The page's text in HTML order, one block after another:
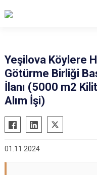
Ağlasun
Altınyayla
Çavdır
Yeşilova Köylere
Götürme Birliği
İlanı (5000 m2
Alım İşi)
01.11.2024